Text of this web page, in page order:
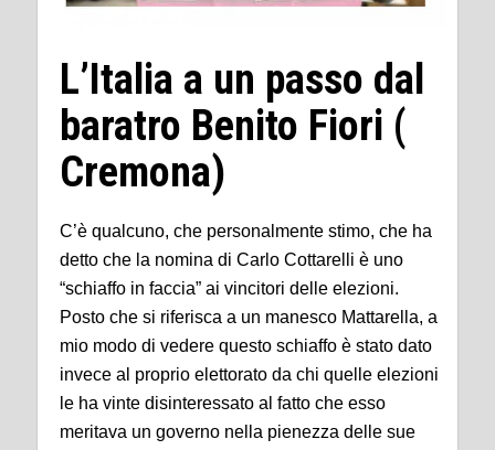
L’Italia a un passo dal
baratro Benito Fiori (
Cremona)
C’è qualcuno, che personalmente stimo, che ha
detto che la nomina di Carlo Cottarelli è uno
“schiaffo in faccia” ai vincitori delle elezioni.
Posto che si riferisca a un manesco Mattarella, a
mio modo di vedere questo schiaffo è stato dato
invece al proprio elettorato da chi quelle elezioni
le ha vinte disinteressato al fatto che esso
meritava un governo nella pienezza delle sue